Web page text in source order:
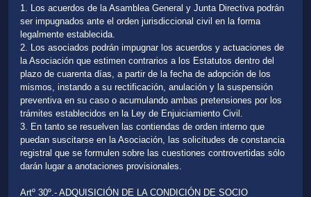
1. Los acuerdos de la Asamblea General y Junta Directiva podrán
ser impugnados ante el orden jurisdiccional civil en la forma
legalmente establecida.
2. Los asociados podrán impugnar los acuerdos y actuaciones de
la Asociación que estimen contrarios a los Estatutos dentro del
plazo de cuarenta días, a partir de la fecha de adopción de los
mismos, instando a su rectificación, anulación y la suspensión
preventiva en su caso o acumulando ambas pretensiones por los
trámites establecidos en la Ley de Enjuiciamiento Civil.
3. En tanto se resuelven las contiendas de orden interno que
puedan suscitarse en la Asociación, las solicitudes de constancia
registral que se formulen sobre las cuestiones controvertidas sólo
darán lugar a anotaciones provisionales.
Artº 30º.- ADQUISICIÓN DE LA CONDICIÓN DE SOCIO